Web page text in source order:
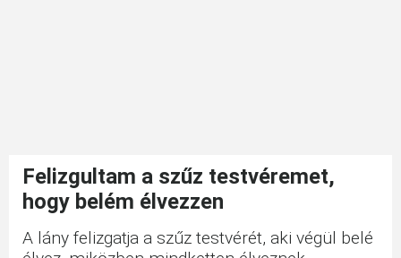
Felizgultam a szűz testvéremet,
hogy belém élvezzen
A lány felizgatja a szűz testvérét, aki végül belé